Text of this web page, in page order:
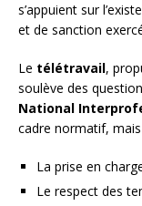
s’appuient sur
et de sanction
Le télétravail,
soulève des
National
cadre normatif,
La prise en
Le respect des